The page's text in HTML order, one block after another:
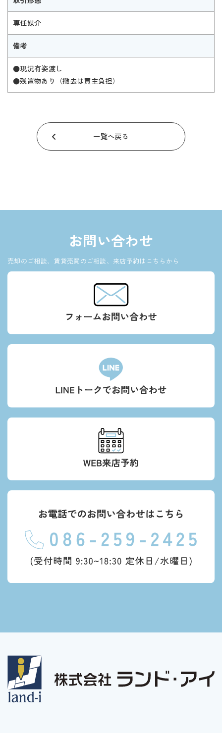
専任媒介
備考
●現況有姿渡し
●残置物あり（撤去は買主負担）
一覧へ戻る
お問い合わせ
売却のご相談、賃貸売買のご相談、来店予約はこちらから